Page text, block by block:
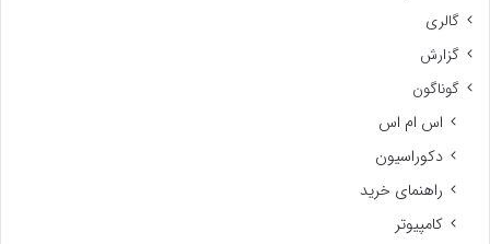
گالری
گزارش
گوناگون
اس ام اس
دکوراسیون
راهنمای خرید
کامپیوتر